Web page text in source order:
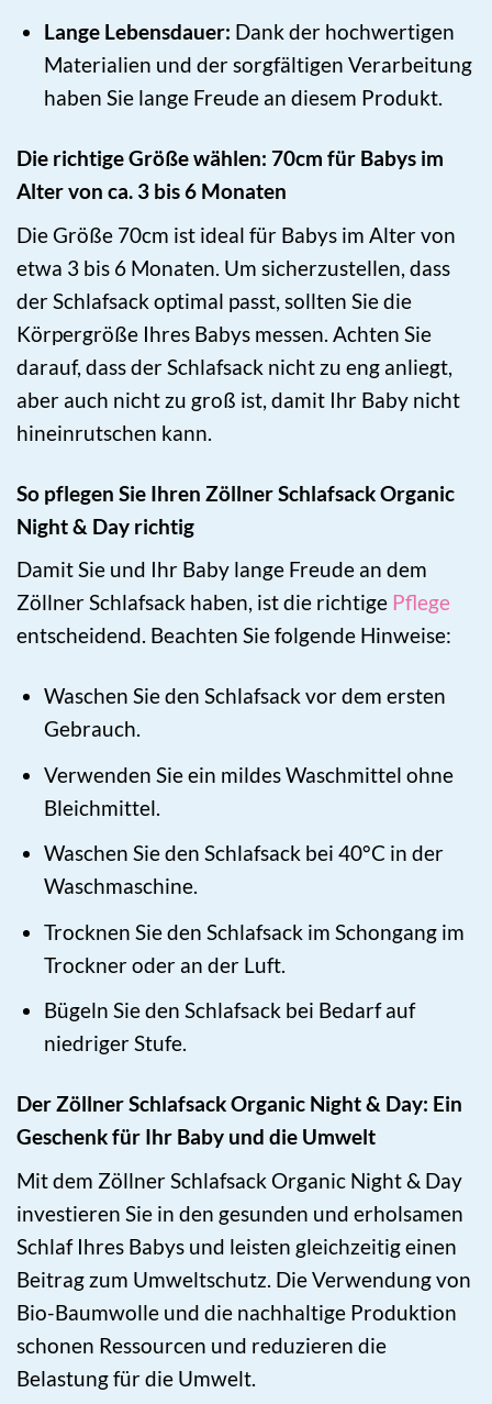
Lange Lebensdauer: Dank der hochwertigen
Materialien und der sorgfältigen Verarbeitung
haben Sie lange Freude an diesem Produkt.
Die richtige Größe wählen: 70cm für Babys im
Alter von ca. 3 bis 6 Monaten
Die Größe 70cm ist ideal für Babys im Alter von
etwa 3 bis 6 Monaten. Um sicherzustellen, dass
der Schlafsack optimal passt, sollten Sie die
Körpergröße Ihres Babys messen. Achten Sie
darauf, dass der Schlafsack nicht zu eng anliegt,
aber auch nicht zu groß ist, damit Ihr Baby nicht
hineinrutschen kann.
So pflegen Sie Ihren Zöllner Schlafsack Organic
Night & Day richtig
Damit Sie und Ihr Baby lange Freude an dem
Zöllner Schlafsack haben, ist die richtige Pflege
entscheidend. Beachten Sie folgende Hinweise:
Waschen Sie den Schlafsack vor dem ersten
Gebrauch.
Verwenden Sie ein mildes Waschmittel ohne
Bleichmittel.
Waschen Sie den Schlafsack bei 40°C in der
Waschmaschine.
Trocknen Sie den Schlafsack im Schongang im
Trockner oder an der Luft.
Bügeln Sie den Schlafsack bei Bedarf auf
niedriger Stufe.
Der Zöllner Schlafsack Organic Night & Day: Ein
Geschenk für Ihr Baby und die Umwelt
Mit dem Zöllner Schlafsack Organic Night & Day
investieren Sie in den gesunden und erholsamen
Schlaf Ihres Babys und leisten gleichzeitig einen
Beitrag zum Umweltschutz. Die Verwendung von
Bio-Baumwolle und die nachhaltige Produktion
schonen Ressourcen und reduzieren die
Belastung für die Umwelt.